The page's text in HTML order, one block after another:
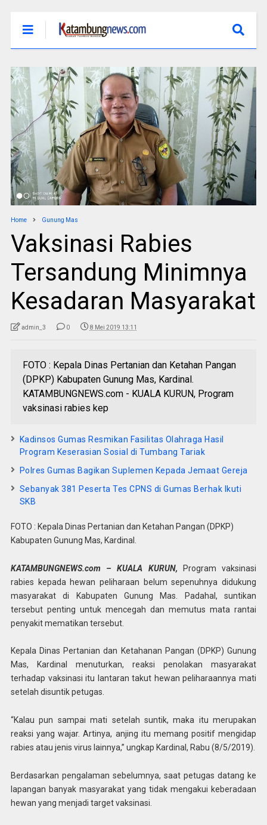
Home Gunung Mas
Vaksinasi Rabies
Tersandung Minimnya
Kesadaran Masyarakat
admin_3 0 8 Mei 2019 13:11
FOTO : Kepala Dinas Pertanian dan Ketahan Pangan
(DPKP) Kabupaten Gunung Mas, Kardinal.
KATAMBUNGNEWS.com - KUALA KURUN, Program
vaksinasi rabies kep
Kadinsos Gumas Resmikan Fasilitas Olahraga Hasil
Program Keserasian Sosial di Tumbang Tariak
Polres Gumas Bagikan Suplemen Kepada Jemaat Gereja
Sebanyak 381 Peserta Tes CPNS di Gumas Berhak Ikuti
SKB
FOTO : Kepala Dinas Pertanian dan Ketahan Pangan (DPKP)
Kabupaten Gunung Mas, Kardinal.
KATAMBUNGNEWS.com – KUALA KURUN,
Program vaksinasi
rabies kepada hewan peliharaan belum sepenuhnya didukung
masyarakat di Kabupaten Gunung Mas. Padahal, suntikan
tersebut penting untuk mencegah dan memutus mata rantai
penyakit mematikan tersebut.
Kepala Dinas Pertanian dan Ketahanan Pangan (DPKP) Gunung
Mas, Kardinal menuturkan, reaksi penolakan masyarakat
terhadap vaksinasi itu lantaran takut hewan peliharaannya mati
setelah disuntik petugas.
“Kalau pun sampai mati setelah suntik, maka itu merupakan
reaksi yang wajar. Artinya, anjing itu memang positif mengidap
rabies atau jenis virus lainnya,” ungkap Kardinal, Rabu (8/5/2019).
Berdasarkan pengalaman sebelumnya, saat petugas datang ke
lapangan banyak masyarakat yang tidak mengakui keberadaan
hewan yang menjadi target vaksinasi.